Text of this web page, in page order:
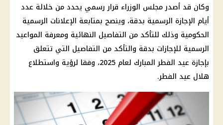
وكان قد أصدرمجلس الوزراء قراررسمي يحدد من خلالة عدد
أيام الإجازة الرسمية بدقة، وينصح بمتابعة الإعلانات الرسمية
الحكومية وذلك للتأكد من التفاصيل النهائية ومعرفة المواعيد
الرسمية للإجازات بدقة والتأكد من التفاصيل التي تتعلق
بإجازة عيد الفطر
المبارك لعام 2025، وفقا لرؤية واستطلاع
هلال عيد الفطر.